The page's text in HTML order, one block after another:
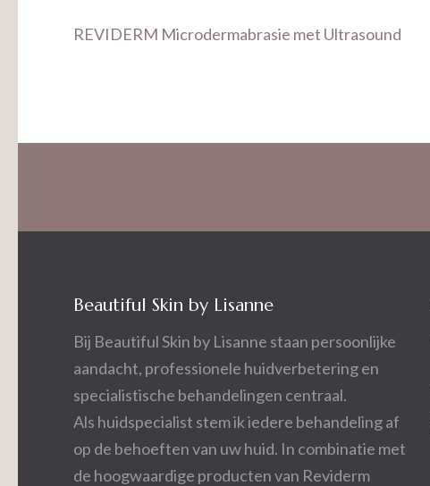
Bericht
REVIDERM Microdermabrasie met Ultrasound
Beautiful Skin by Lisanne
Bij Beautiful Skin by Lisanne staan persoonlijke
aandacht, professionele huidverbetering en
specialistische behandelingen centraal.
Als huidspecialist stem ik iedere behandeling af
op de behoeften van uw huid. In combinatie met
de hoogwaardige producten van Reviderm